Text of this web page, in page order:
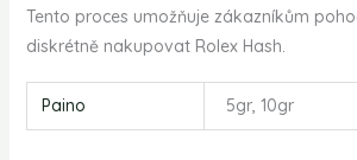
Tento proces umožňuje zákazníkům
diskrétně nakupovat Rolex Hash.
Paino 5gr, 10gr